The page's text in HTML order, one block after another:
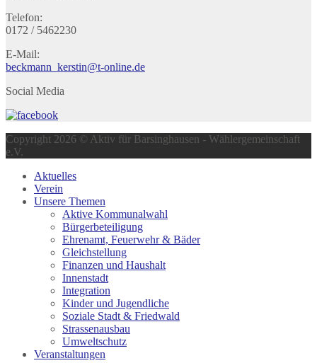
Telefon:
0172 / 5462230
E-Mail:
beckmann_kerstin@t-online.de
Social Media
Copyright 2026 © Aktiv für Barsinghausen - Wählergemeinschaft
e.V.
Aktuelles
Verein
Unsere Themen
Aktive Kommunalwahl
Bürgerbeteiligung
Ehrenamt, Feuerwehr & Bäder
Gleichstellung
Finanzen und Haushalt
Innenstadt
Integration
Kinder und Jugendliche
Soziale Stadt & Friedwald
Strassenausbau
Umweltschutz
Veranstaltungen